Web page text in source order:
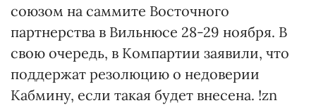
союзом на саммите Восточного
партнерства в Вильнюсе 28-29 ноября. В
свою очередь, в Компартии заявили, что
поддержат резолюцию о недоверии
Кабмину, если такая будет внесена. !zn